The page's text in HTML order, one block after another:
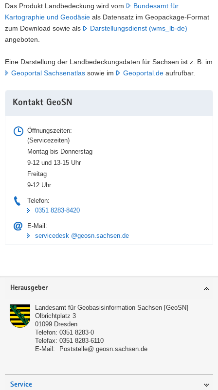
Das Produkt Landbedeckung wird vom
Bundesamt für
Kartographie und Geodäsie als Datensatz im Geopackage-Format
zum Download sowie als
Darstellungsdienst (wms_lb-de)
angeboten.
Eine Darstellung der Landbedeckungsdaten für Sachsen ist z. B. im
Geoportal Sachsenatlas sowie im Geoportal.de aufrufbar.
Information
Kontakt GeoSN
Öffnungszeiten:
(Servicezeiten)
Montag bis Donnerstag
9-12 und 13-15 Uhr
Freitag
9-12 Uhr
Telefon:
0351 8283-8420
E-Mail:
servicedesk @geosn.sachsen.de
Footer-
Herausgeber
Landesamt für Geobasisinformation Sachsen [GeoSN]
Olbrichtplatz 3
01099 Dresden
Telefon: 0351 8283-0
Telefax: 0351 8283-6110
E-Mail:
Poststelle@ geosn.sachsen.de
Service